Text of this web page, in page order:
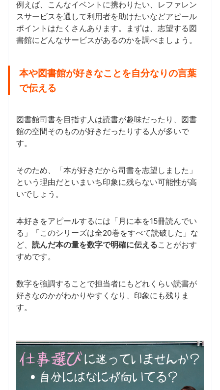
例えば、こんなイベントに携わりたい、レファレン
スサービスを通して利用者を助けたいなどアピール
ポイントはたくさんあります。まずは、志望する図
書館にどんなサービスがあるのかを調べましょう。
本や図書館が好きなことを自分なりの言葉
で伝える
図書館司書を目指す人は読書が趣味だったり、図書
館の空間そのものが好きだったりする人が多いで
す。
そのため、「本が好きだから司書を志望しました」
という理由だといまいち印象に残らない可能性が高
いでしょう。
本好きをアピールするには「月に本を15冊読んでい
る」「このシリーズは全20巻をすべて読破した」な
ど、 読んだ本の量を数字で明確に伝えることがおす
すめです。
数字を強調することで担当者にもどれくらい読書が
好きなのかがわかりやすくなり、印象にも残りま
す。